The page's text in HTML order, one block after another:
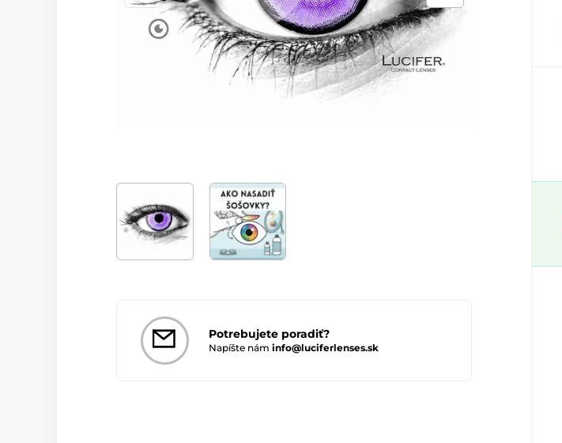
Potrebujete poradiť?
Napíšte nám info@luciferlenses.sk